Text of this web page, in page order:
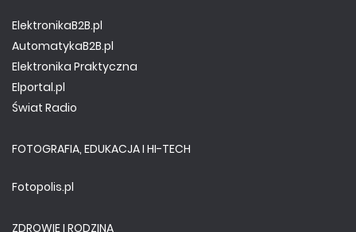
ElektronikaB2B.pl
AutomatykaB2B.pl
Elektronika Praktyczna
Elportal.pl
Świat Radio
FOTOGRAFIA, EDUKACJA I HI-TECH
Fotopolis.pl
ZDROWIE I RODZINA